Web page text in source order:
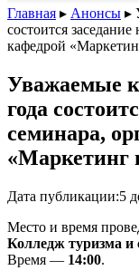
Главная ▸ Анонсы ▸
состоится
кафедрой
Уважаемые
года
семинара,
«Маркетинг
Дата публикации:5
Место и время
Колледж туризма и
Время — 14:00.